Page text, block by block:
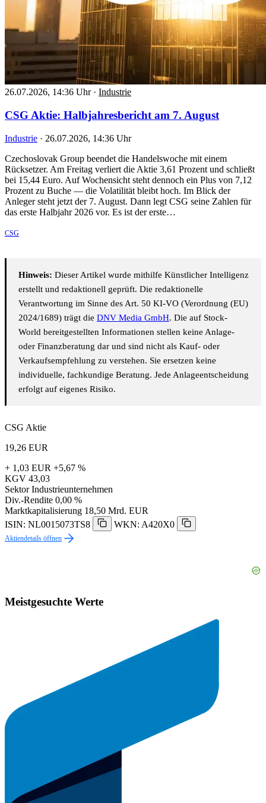
26.07.2026, 14:36 Uhr · Industrie
CSG Aktie: Halbjahresbericht am 7. August
Industrie · 26.07.2026, 14:36 Uhr
Czechoslovak Group beendet die Handelswoche mit einem
Rücksetzer. Am Freitag verliert die Aktie 3,61 Prozent und schließt
bei 15,44 Euro. Auf Wochensicht steht dennoch ein Plus von 7,12
Prozent zu Buche — die Volatilität bleibt hoch. Im Blick der
Anleger steht jetzt der 7. August. Dann legt CSG seine Zahlen für
das erste Halbjahr 2026 vor. Es ist der erste…
CSG
Hinweis: Dieser Artikel wurde mithilfe Künstlicher Intelligenz
erstellt und redaktionell geprüft. Die redaktionelle
Verantwortung im Sinne des Art. 50 KI-VO (Verordnung (EU)
2024/1689) trägt die DNV Media GmbH. Die auf Stock-
World bereitgestellten Informationen stellen keine Anlage-
oder Finanzberatung dar und sind nicht als Kauf- oder
Verkaufsempfehlung zu verstehen. Sie ersetzen keine
individuelle, fachkundige Beratung. Jede Anlageentscheidung
erfolgt auf eigenes Risiko.
CSG Aktie
19,26 EUR
+ 1,03 EUR +5,67 %
KGV 43,03
Sektor Industrieunternehmen
Div.-Rendite 0,00 %
Marktkapitalisierung 18,50 Mrd. EUR
ISIN: NL0015073TS8
WKN: A420X0
Aktiendetails öffnen
Meistgesuchte Werte